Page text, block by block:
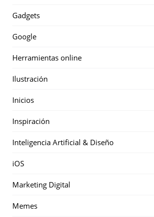
Gadgets
Google
Herramientas online
Ilustración
Inicios
Inspiración
Inteligencia Artificial & Diseño
iOS
Marketing Digital
Memes